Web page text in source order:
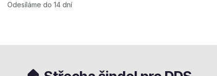
Odesíláme do 14 dní